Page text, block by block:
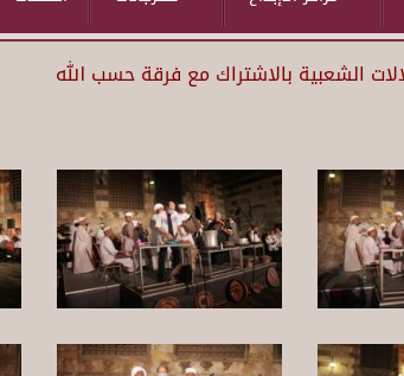
الشعبية بالاشتراك مع فرقة حسب الله